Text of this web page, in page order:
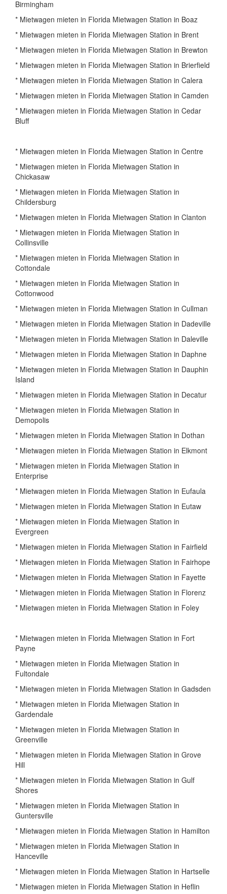
Birmingham
* Mietwagen mieten in Florida Mietwagen Station in Boaz
* Mietwagen mieten in Florida Mietwagen Station in Brent
* Mietwagen mieten in Florida Mietwagen Station in Brewton
* Mietwagen mieten in Florida Mietwagen Station in Brierfield
* Mietwagen mieten in Florida Mietwagen Station in Calera
* Mietwagen mieten in Florida Mietwagen Station in Camden
* Mietwagen mieten in Florida Mietwagen Station in Cedar
Bluff
* Mietwagen mieten in Florida Mietwagen Station in Centre
* Mietwagen mieten in Florida Mietwagen Station in
Chickasaw
* Mietwagen mieten in Florida Mietwagen Station in
Childersburg
* Mietwagen mieten in Florida Mietwagen Station in Clanton
* Mietwagen mieten in Florida Mietwagen Station in
Collinsville
* Mietwagen mieten in Florida Mietwagen Station in
Cottondale
* Mietwagen mieten in Florida Mietwagen Station in
Cottonwood
* Mietwagen mieten in Florida Mietwagen Station in Cullman
* Mietwagen mieten in Florida Mietwagen Station in Dadeville
* Mietwagen mieten in Florida Mietwagen Station in Daleville
* Mietwagen mieten in Florida Mietwagen Station in Daphne
* Mietwagen mieten in Florida Mietwagen Station in Dauphin
Island
* Mietwagen mieten in Florida Mietwagen Station in Decatur
* Mietwagen mieten in Florida Mietwagen Station in
Demopolis
* Mietwagen mieten in Florida Mietwagen Station in Dothan
* Mietwagen mieten in Florida Mietwagen Station in Elkmont
* Mietwagen mieten in Florida Mietwagen Station in
Enterprise
* Mietwagen mieten in Florida Mietwagen Station in Eufaula
* Mietwagen mieten in Florida Mietwagen Station in Eutaw
* Mietwagen mieten in Florida Mietwagen Station in
Evergreen
* Mietwagen mieten in Florida Mietwagen Station in Fairfield
* Mietwagen mieten in Florida Mietwagen Station in Fairhope
* Mietwagen mieten in Florida Mietwagen Station in Fayette
* Mietwagen mieten in Florida Mietwagen Station in Florenz
* Mietwagen mieten in Florida Mietwagen Station in Foley
* Mietwagen mieten in Florida Mietwagen Station in Fort
Payne
* Mietwagen mieten in Florida Mietwagen Station in
Fultondale
* Mietwagen mieten in Florida Mietwagen Station in Gadsden
* Mietwagen mieten in Florida Mietwagen Station in
Gardendale
* Mietwagen mieten in Florida Mietwagen Station in
Greenville
* Mietwagen mieten in Florida Mietwagen Station in Grove
Hill
* Mietwagen mieten in Florida Mietwagen Station in Gulf
Shores
* Mietwagen mieten in Florida Mietwagen Station in
Guntersville
* Mietwagen mieten in Florida Mietwagen Station in Hamilton
* Mietwagen mieten in Florida Mietwagen Station in
Hanceville
* Mietwagen mieten in Florida Mietwagen Station in Hartselle
* Mietwagen mieten in Florida Mietwagen Station in Heflin